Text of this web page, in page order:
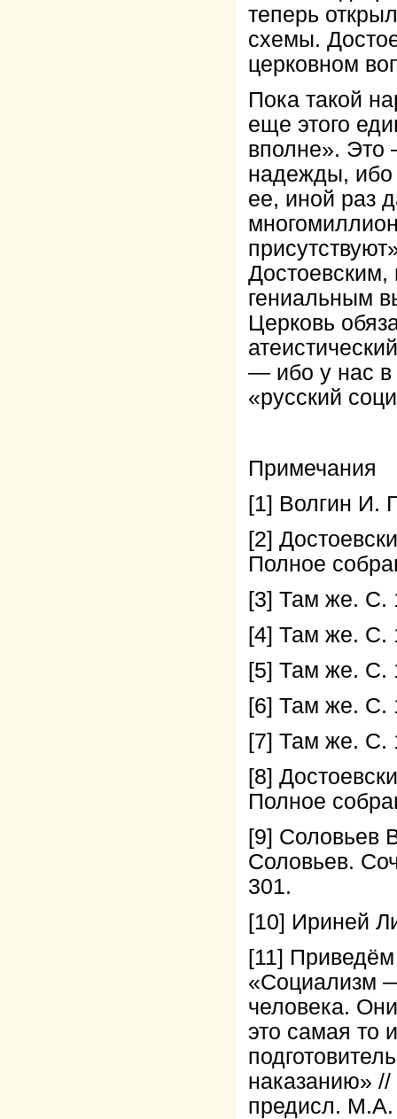
теперь
схемы.
церковном
Пока такой
еще этого
вполне». Это
надежды, ибо
ее, иной раз
Достоевским,
гениальным
Церковь
— ибо у нас в
«русский
Примечания
[1] Волгин И.
[2]
Полное
[3] Там же. С.
[4] Там же. С.
[5] Там же. С.
[6] Там же. С.
[7] Там же. С.
[8]
Полное
[9] Соловьев
Соловьев.
301.
[10] Ириней
[11]
«Социализм —
человека.
это самая то
наказанию» //
предисл.